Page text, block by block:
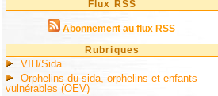
Flux RSS
Abonnement au flux RSS
Rubriques
VIH/Sida
Orphelins du sida, orphelins et enfants
vulnérables (OEV)